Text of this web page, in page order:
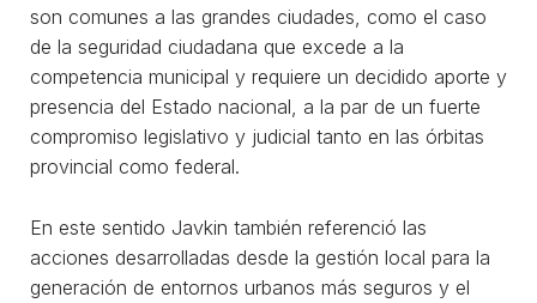
son comunes a las grandes ciudades, como el caso
de la seguridad ciudadana que excede a la
competencia municipal y requiere un decidido aporte y
presencia del Estado nacional, a la par de un fuerte
compromiso legislativo y judicial tanto en las órbitas
provincial como federal.
En este sentido Javkin también referenció las
acciones desarrolladas desde la gestión local para la
generación de entornos urbanos más seguros y el